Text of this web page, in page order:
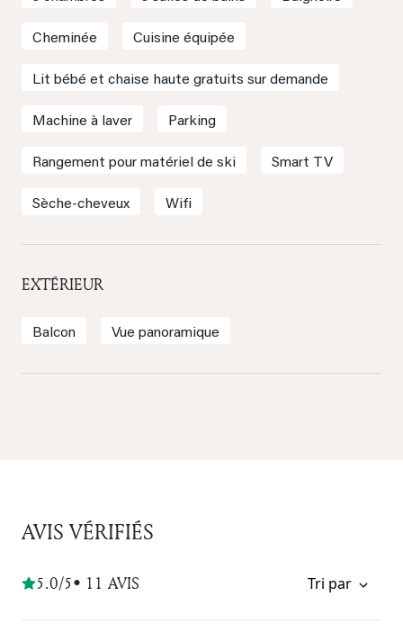
Cheminée Cuisine équipée
Lit bébé et chaise haute gratuits sur demande
Machine à laver Parking
Rangement pour matériel de ski Smart TV
Sèche-cheveux Wifi
EXTÉRIEUR
Balcon Vue panoramique
AVIS VÉRIFIÉS
5.0/5• 11 AVIS Tri par